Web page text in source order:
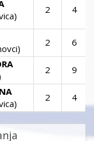
2 4
2 6
2 9
2 4